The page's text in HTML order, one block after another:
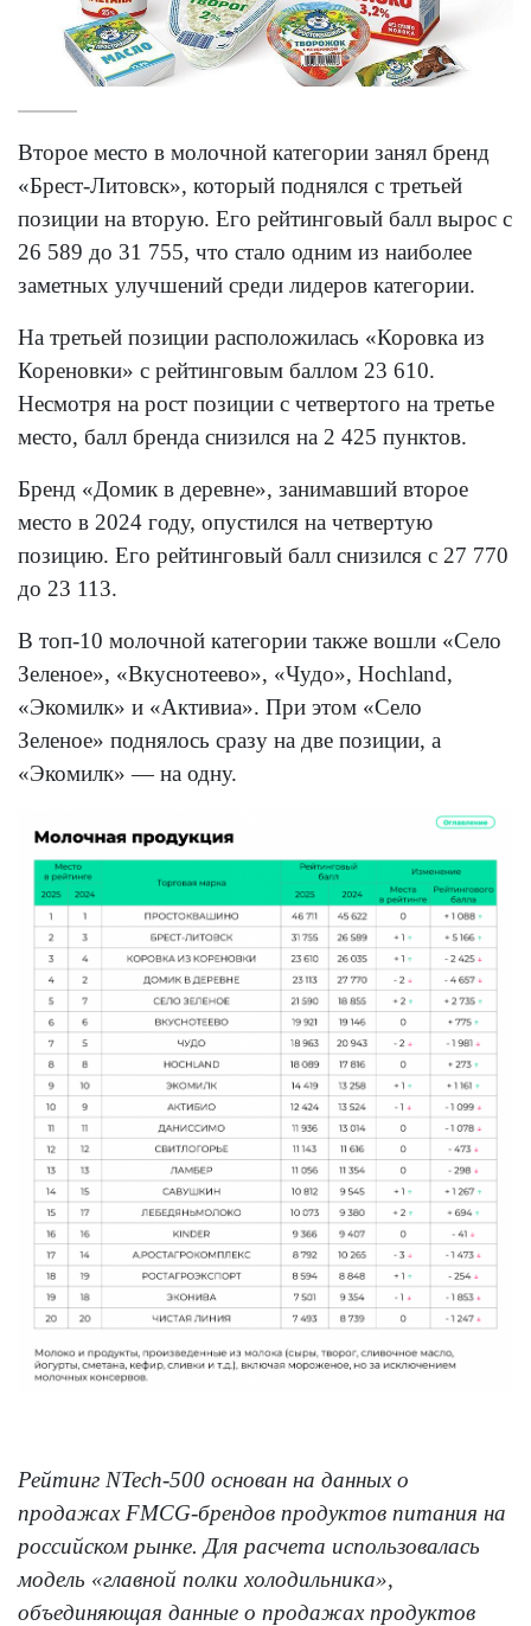
Второе место в молочной категории занял бренд
«Брест-Литовск», который поднялся с третьей
позиции на вторую. Его рейтинговый балл вырос с
26 589 до 31 755, что стало одним из наиболее
заметных улучшений среди лидеров категории.
На третьей позиции расположилась «Коровка из
Кореновки» с рейтинговым баллом 23 610.
Несмотря на рост позиции с четвертого на третье
место, балл бренда снизился на 2 425 пунктов.
Бренд «Домик в деревне», занимавший второе
место в 2024 году, опустился на четвертую
позицию. Его рейтинговый балл снизился с 27 770
до 23 113.
В топ-10 молочной категории также вошли «Село
Зеленое», «Вкуснотеево», «Чудо», Hochland,
«Экомилк» и «Активиа». При этом «Село
Зеленое» поднялось сразу на две позиции, а
«Экомилк» — на одну.
Рейтинг NTech-500 основан на данных о
продажах FMCG-брендов продуктов питания на
российском рынке. Для расчета использовалась
модель «главной полки холодильника»,
объединяющая данные о продажах продуктов